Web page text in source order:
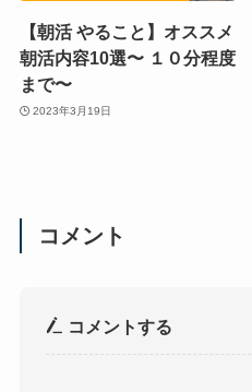
【朝活 やること】オススメ
朝活内容10選〜 １０分程度
まで〜
2023年3月19日
コメント
コメントする